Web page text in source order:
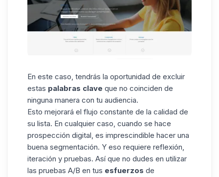
En este caso, tendrás la oportunidad de excluir
estas palabras clave que no coinciden de
ninguna manera con tu audiencia.
Esto mejorará el flujo constante de la calidad de
su lista. En cualquier caso, cuando se hace
prospección digital, es imprescindible hacer una
buena segmentación. Y eso requiere reflexión,
iteración y pruebas. Así que no dudes en utilizar
las pruebas A/B en tus esfuerzos de